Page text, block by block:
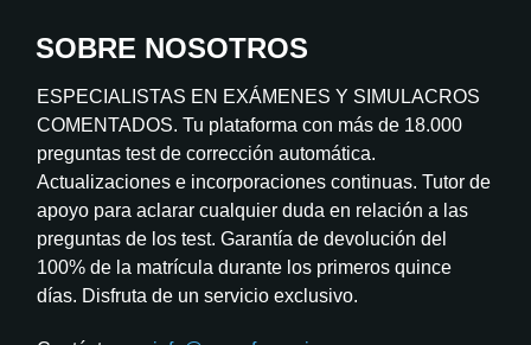
SOBRE NOSOTROS
ESPECIALISTAS EN EXÁMENES Y SIMULACROS
COMENTADOS. Tu plataforma con más de 18.000
preguntas test de corrección automática.
Actualizaciones e incorporaciones continuas. Tutor de
apoyo para aclarar cualquier duda en relación a las
preguntas de los test. Garantía de devolución del
100% de la matrícula durante los primeros quince
días. Disfruta de un servicio exclusivo.